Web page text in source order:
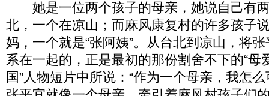
她是一位两个孩子的母亲，她说自己有
北，一个在凉山；而麻风康复村的许多孩子
妈，一个就是“张阿姨”。从台北到凉山，将
系在一起的，正是最初的那份割舍不下的“母
国”人物短片中所说：“作为一个母亲，我怎